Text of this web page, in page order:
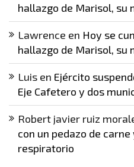
hallazgo de Marisol, su
Lawrence en Hoy se
hallazgo de Marisol, su
Luis en Ejército
Eje Cafetero y dos
Robert javier ruiz
con un pedazo de
respiratorio